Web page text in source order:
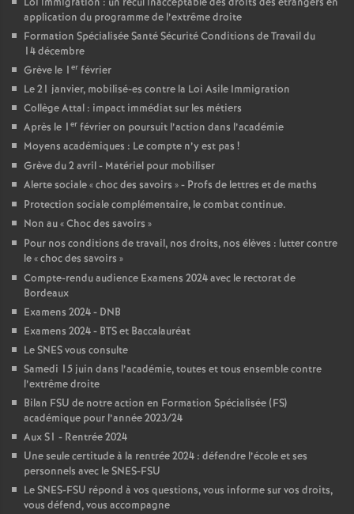
S
e
c
n
d
d
g
r
é
O
application du programme de l’extrême droite
Formation Spécialisée Santé Sécurité Conditions de Travail du
14 décembre
Grève le 1 er février
Le 21 janvier, mobilisé-es contre la Loi Asile Immigration
Collège Attal : impact immédiat sur les métiers
Après le 1 er février on poursuit l’action dans l’académie
Moyens académiques : Le compte n’y est pas !
Grève du 2 avril - Matériel pour mobiliser
Alerte sociale «choc des savoirs » - Profs de lettres et de maths
Protection sociale complémentaire, le combat continue.
Non au «Choc des savoirs »
Pour nos conditions de travail, nos droits, nos élèves : lutter contre
le «choc des savoirs »
Compte-rendu audience Examens 2024 avec le rectorat de
Bordeaux
Examens 2024 - DNB
Examens 2024 - BTS et Baccalauréat
Le SNES vous consulte
Samedi 15 juin dans l’académie, toutes et tous ensemble contre
l’extrême droite
Bilan FSU de notre action en Formation Spécialisée (FS)
académique pour l’année 2023/24
Aux S1 - Rentrée 2024
Une seule certitude à la rentrée 2024 : défendre l’école et ses
personnels avec le SNES-FSU
Le SNES-FSU répond à vos questions, vous informe sur vos droits,
vous défend, vous accompagne